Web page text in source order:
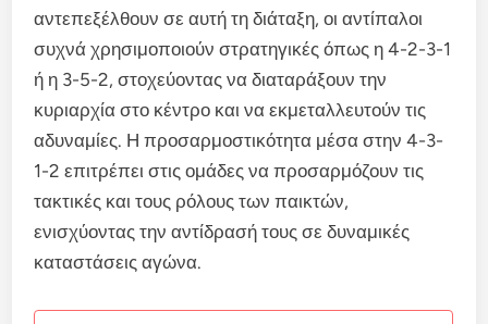
αντεπεξέλθουν σε αυτή τη διάταξη, οι αντίπαλοι
συχνά χρησιμοποιούν στρατηγικές όπως η 4-2-3-1
ή η 3-5-2, στοχεύοντας να διαταράξουν την
κυριαρχία στο κέντρο και να εκμεταλλευτούν τις
αδυναμίες. Η προσαρμοστικότητα μέσα στην 4-3-
1-2 επιτρέπει στις ομάδες να προσαρμόζουν τις
τακτικές και τους ρόλους των παικτών,
ενισχύοντας την αντίδρασή τους σε δυναμικές
καταστάσεις αγώνα.